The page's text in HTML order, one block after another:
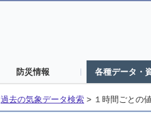
防災情報 各種データ・
過去の気象データ検索 > １時間ごとの